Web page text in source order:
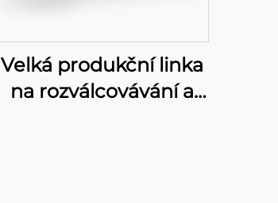
Velká produkční linka
na rozválcovávání a